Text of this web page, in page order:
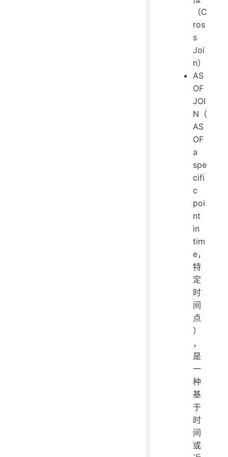
（C
ros
s
Joi
n）
AS
OF
JOI
N（
AS
OF
a
spe
cifi
c
poi
nt
in
tim
e，
特
定
时
间
点
）
，
是
一
种
基
于
时
间
或